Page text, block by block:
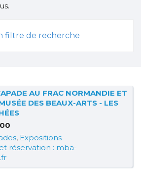
filtre de recherche
AU FRAC NORMANDIE ET
DES BEAUX-ARTS - LES
, Expositions
réservation : mba-